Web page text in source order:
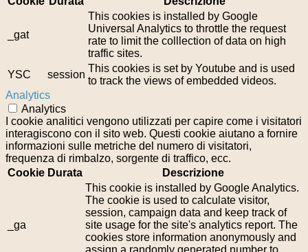
_gat
This cookies is installed by Google
Universal Analytics to throttle the request
rate to limit the colllection of data on high
traffic sites.
YSC
session
This cookies is set by Youtube and is used
to track the views of embedded videos.
Analytics
Analytics
I cookie analitici vengono utilizzati per capire come i visitatori
interagiscono con il sito web. Questi cookie aiutano a fornire
informazioni sulle metriche del numero di visitatori,
frequenza di rimbalzo, sorgente di traffico, ecc.
Cookie Durata Descrizione
_ga
This cookie is installed by Google Analytics.
The cookie is used to calculate visitor,
session, campaign data and keep track of
site usage for the site's analytics report. The
cookies store information anonymously and
assign a randomly generated number to